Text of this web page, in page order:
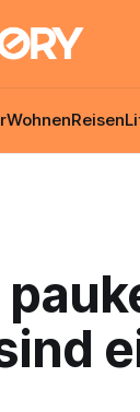
WohnenReisen